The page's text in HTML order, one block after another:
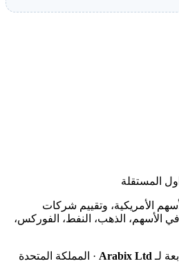
المستقلة
الأمريكية، وتقييم شركات
الأسهم، الذهب، النفط، الفوركس،
لـ Arabix Ltd · المملكة المتحدة